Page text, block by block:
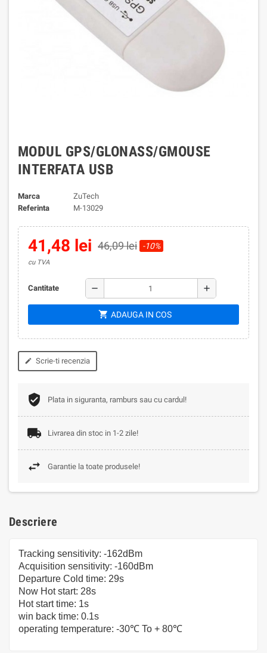
MODUL GPS/GLONASS/GMOUSE
INTERFATA USB
Marca
ZuTech
Referinta
M-13029
41,48 lei 46,09 lei -10%
cu TVA
Cantitate remove add
shopping_cart ADAUGA IN COS
edit Scrie-ti recenzia
Plata in siguranta, ramburs sau cu cardul!
Livrarea din stoc in 1-2 zile!
Garantie la toate produsele!
Descriere
Tracking sensitivity: -162dBm
Acquisition sensitivity: -160dBm
Departure Cold time: 29s
Now Hot start: 28s
Hot start time: 1s
win back time: 0.1s
operating temperature: -30℃ To + 80℃